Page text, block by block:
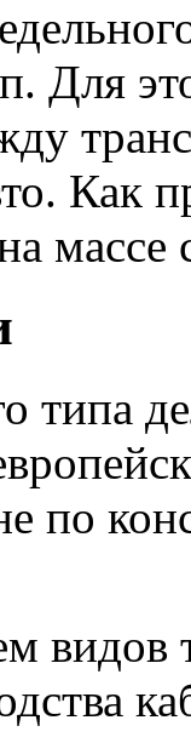
Для
Как
массе
типа
по
видов